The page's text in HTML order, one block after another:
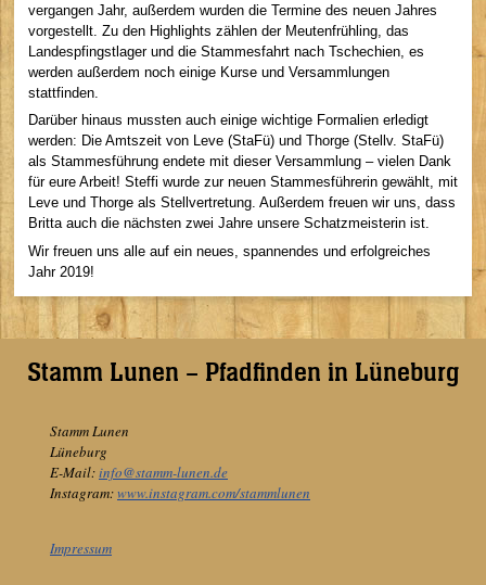
vergangen Jahr, außerdem wurden die Termine des neuen Jahres
vorgestellt. Zu den Highlights zählen der Meutenfrühling, das
Landespfingstlager und die Stammesfahrt nach Tschechien, es
werden außerdem noch einige Kurse und Versammlungen
stattfinden.
Darüber hinaus mussten auch einige wichtige Formalien erledigt
werden: Die Amtszeit von Leve (StaFü) und Thorge (Stellv. StaFü)
als Stammesführung endete mit dieser Versammlung – vielen Dank
für eure Arbeit! Steffi wurde zur neuen Stammesführerin gewählt, mit
Leve und Thorge als Stellvertretung. Außerdem freuen wir uns, dass
Britta auch die nächsten zwei Jahre unsere Schatzmeisterin ist.
Wir freuen uns alle auf ein neues, spannendes und erfolgreiches
Jahr 2019!
Stamm Lunen – Pfadfinden in Lüneburg
Stamm Lunen
Lüneburg
E-Mail:info@stamm-lunen.de
Instagram:www.instagram.com/stammlunen
Impressum